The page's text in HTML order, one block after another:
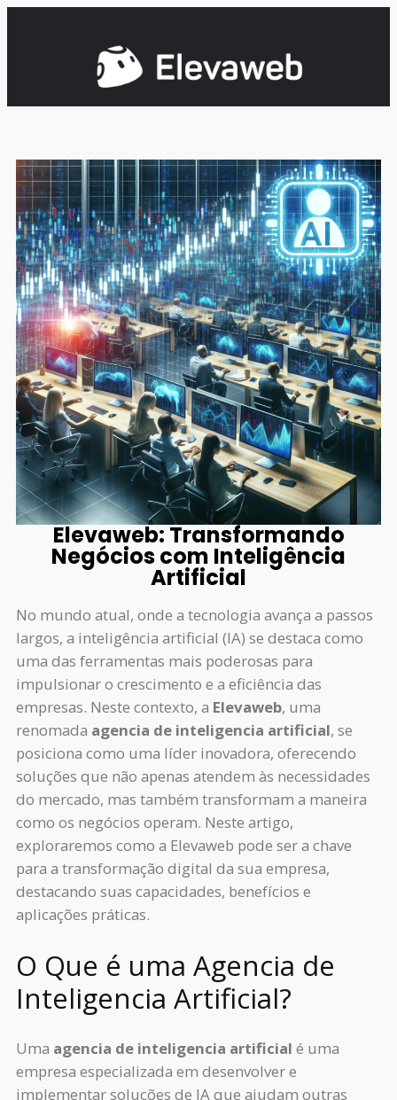
Elevaweb: Transformando
Negócios com Inteligência
Artificial
No mundo atual, onde a tecnologia avança a passos
largos, a inteligência artificial (IA) se destaca como
uma das ferramentas mais poderosas para
impulsionar o crescimento e a eficiência das
empresas. Neste contexto, a Elevaweb, uma
renomada agencia de inteligencia artificial, se
posiciona como uma líder inovadora, oferecendo
soluções que não apenas atendem às necessidades
do mercado, mas também transformam a maneira
como os negócios operam. Neste artigo,
exploraremos como a Elevaweb pode ser a chave
para a transformação digital da sua empresa,
destacando suas capacidades, benefícios e
aplicações práticas.
O Que é uma Agencia de
Inteligencia Artificial?
Uma agencia de inteligencia artificial é uma
empresa especializada em desenvolver e
implementar soluções de IA que ajudam outras